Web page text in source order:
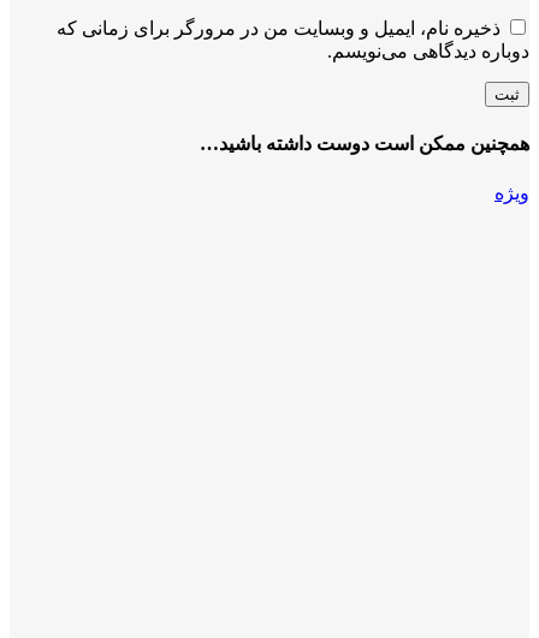
ذخیره نام، ایمیل و وبسایت من در مرورگر برای زمانی که
دوباره دیدگاهی می‌نویسم.
همچنین ممکن است دوست داشته باشید…
ویژه